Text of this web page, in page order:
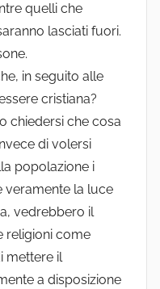
quelli che
lasciati fuori.
in seguito alle
cristiana?
chiedersi che cosa
di volersi
popolazione i
veramente la luce
vedrebbero il
religioni come
mettere il
a disposizione